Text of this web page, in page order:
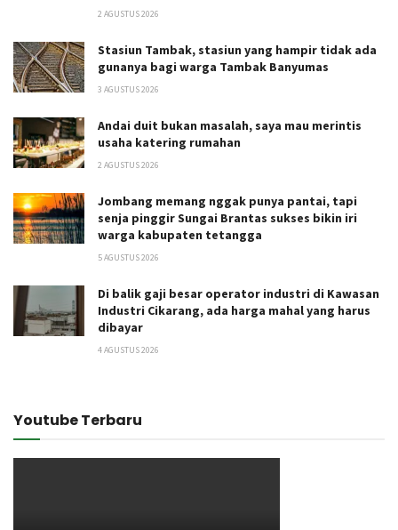
2 AGUSTUS 2026
Stasiun Tambak, stasiun yang hampir tidak ada
gunanya bagi warga Tambak Banyumas
3 AGUSTUS 2026
Andai duit bukan masalah, saya mau merintis
usaha katering rumahan
2 AGUSTUS 2026
Jombang memang nggak punya pantai, tapi
senja pinggir Sungai Brantas sukses bikin iri
warga kabupaten tetangga
5 AGUSTUS 2026
Di balik gaji besar operator industri di Kawasan
Industri Cikarang, ada harga mahal yang harus
dibayar
4 AGUSTUS 2026
Youtube Terbaru